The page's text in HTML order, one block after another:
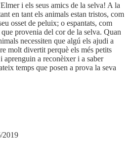
i els seus amics de la selva! A la
en tant els animals estan tristos, com
osset de peluix; o espantats, com
provenia del cor de la selva. Quan
necessiten que algú els ajudi a
molt divertit perquè els més petits
aprenguin a reconèixer i a saber
temps que posen a prova la seva
2019